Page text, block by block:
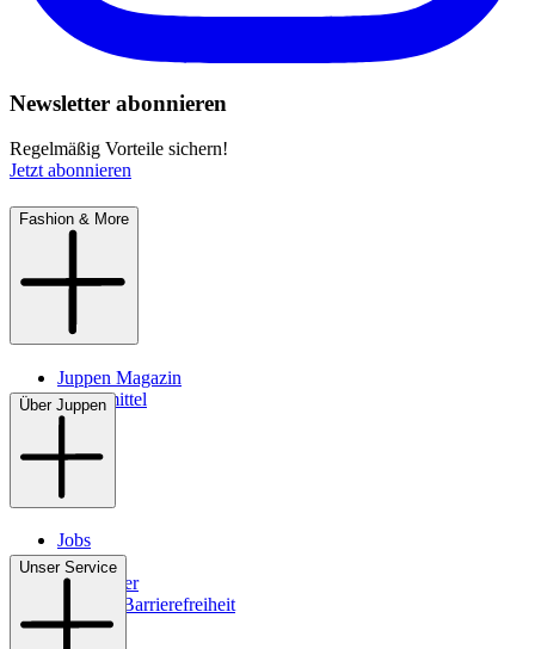
Newsletter abonnieren
Regelmäßig Vorteile sichern!
Jetzt abonnieren
Fashion & More
Juppen Magazin
Pflegemittel
Über Juppen
Jobs
Filialen
Newsletter
Digitale Barrierefreiheit
Unser Service